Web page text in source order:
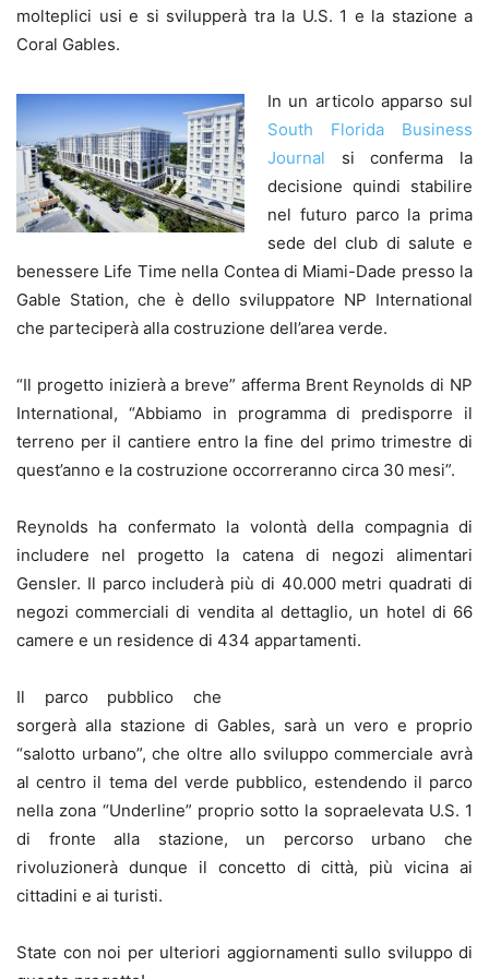
molteplici usi e si svilupperà tra la U.S. 1 e la stazione a
Coral Gables.
In un articolo apparso sul
South Florida Business
Journal si conferma la
decisione quindi stabilire
nel futuro parco la prima
sede del club di salute e
benessere Life Time nella Contea di Miami-Dade presso la
Gable Station, che è dello sviluppatore NP International
che parteciperà alla costruzione dell’area verde.
“Il progetto inizierà a breve” afferma Brent Reynolds di NP
International, “Abbiamo in programma di predisporre il
terreno per il cantiere entro la fine del primo trimestre di
quest’anno e la costruzione occorreranno circa 30 mesi”.
Reynolds ha confermato la volontà della compagnia di
includere nel progetto la catena di negozi alimentari
Gensler. Il parco includerà più di 40.000 metri quadrati di
negozi commerciali di vendita al dettaglio, un hotel di 66
camere e un residence di 434 appartamenti.
Il parco pubblico che
sorgerà alla stazione di Gables, sarà un vero e proprio
“salotto urbano”, che oltre allo sviluppo commerciale avrà
al centro il tema del verde pubblico, estendendo il parco
nella zona “Underline” proprio sotto la sopraelevata U.S. 1
di fronte alla stazione, un percorso urbano che
rivoluzionerà dunque il concetto di città, più vicina ai
cittadini e ai turisti.
State con noi per ulteriori aggiornamenti sullo sviluppo di